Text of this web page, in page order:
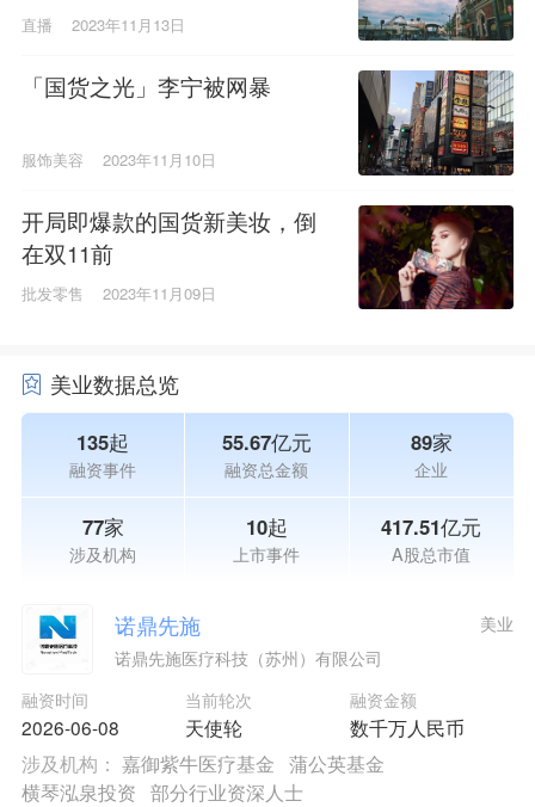
直播 2023年11月13日
「国货之光」李宁被网暴
服饰美容 2023年11月10日
开局即爆款的国货新美妆，倒
在双11前
批发零售 2023年11月09日
美业数据总览
135起
融资事件
55.67亿元
融资总金额
89家
企业
77家
涉及机构
10起
上市事件
417.51亿元
A股总市值
诺鼎先施
诺鼎先施医疗科技（苏州）有限公司
融资时间
2026-06-08
当前轮次
天使轮
融资金额
数千万人民币
美业
涉及机构： 嘉御紫牛医疗基金 蒲公英基金
横琴泓泉投资 部分行业资深人士